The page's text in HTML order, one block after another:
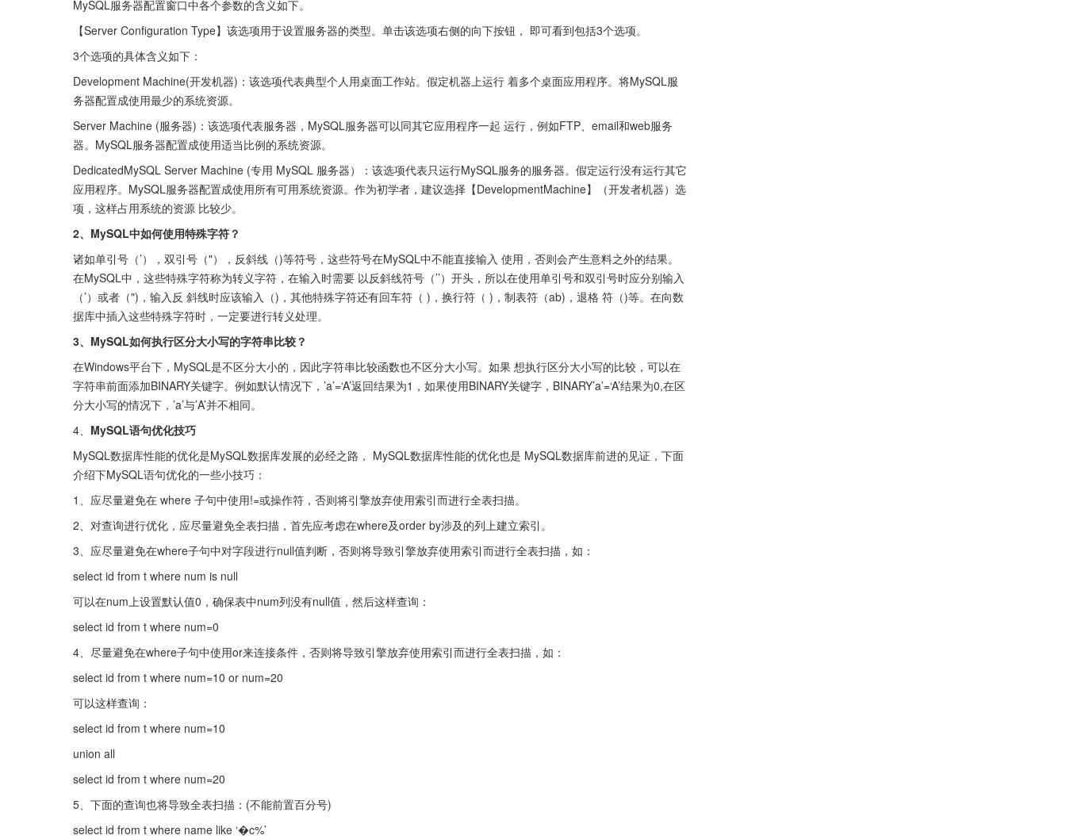
MySQL服务器配置窗口中各个参数的含义如下。
【Server Configuration Type】该选项用于设置服务器的类型。单击该选项右侧的向下按钮， 即可看到包括3个选项。
3个选项的具体含义如下：
Development Machine(开发机器)：该选项代表典型个人用桌面工作站。假定机器上运行 着多个桌面应用程序。将MySQL服
务器配置成使用最少的系统资源。
Server Machine (服务器)：该选项代表服务器，MySQL服务器可以同其它应用程序一起 运行，例如FTP、email和web服务
器。MySQL服务器配置成使用适当比例的系统资源。
DedicatedMySQL Server Machine (专用 MySQL 服务器）：该选项代表只运行MySQL服务的服务器。假定运行没有运行其它
应用程序。MySQL服务器配置成使用所有可用系统资源。作为初学者，建议选择【DevelopmentMachine】（开发者机器）选
项，这样占用系统的资源 比较少。
2、MySQL中如何使用特殊字符？
诸如单引号（’），双引号（"），反斜线（)等符号，这些符号在MySQL中不能直接输入 使用，否则会产生意料之外的结果。
在MySQL中，这些特殊字符称为转义字符，在输入时需要 以反斜线符号（’’）开头，所以在使用单引号和双引号时应分别输入
（’）或者（")，输入反 斜线时应该输入（)，其他特殊字符还有回车符（ )，换行符（ )，制表符（ab)，退格 符（)等。在向数
据库中插入这些特殊字符时，一定要进行转义处理。
3、MySQL如何执行区分大小写的字符串比较？
在Windows平台下，MySQL是不区分大小的，因此字符串比较函数也不区分大小写。如果 想执行区分大小写的比较，可以在
字符串前面添加BINARY关键字。例如默认情况下，’a’=‘A’返回结果为1，如果使用BINARY关键字，BINARY’a’=‘A’结果为0,在区
分大小写的情况下，’a’与’A’并不相同。
4、 MySQL语句优化技巧
MySQL数据库性能的优化是MySQL数据库发展的必经之路， MySQL数据库性能的优化也是 MySQL数据库前进的见证，下面
介绍下MySQL语句优化的一些小技巧：
1、应尽量避免在 where 子句中使用!=或操作符，否则将引擎放弃使用索引而进行全表扫描。
2、对查询进行优化，应尽量避免全表扫描，首先应考虑在where及order by涉及的列上建立索引。
3、应尽量避免在where子句中对字段进行null值判断，否则将导致引擎放弃使用索引而进行全表扫描，如：
select id from t where num is null
可以在num上设置默认值0，确保表中num列没有null值，然后这样查询：
select id from t where num=0
4、尽量避免在where子句中使用or来连接条件，否则将导致引擎放弃使用索引而进行全表扫描，如：
select id from t where num=10 or num=20
可以这样查询：
select id from t where num=10
union all
select id from t where num=20
5、下面的查询也将导致全表扫描：(不能前置百分号)
select id from t where name like ‘�c%’